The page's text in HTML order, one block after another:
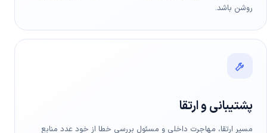
روشن باشد.
پشتیبانی و ارتقا
مسیر ارتقا، مهاجرت داخلی و مسئول بررسی خطا از خود عدد منابع